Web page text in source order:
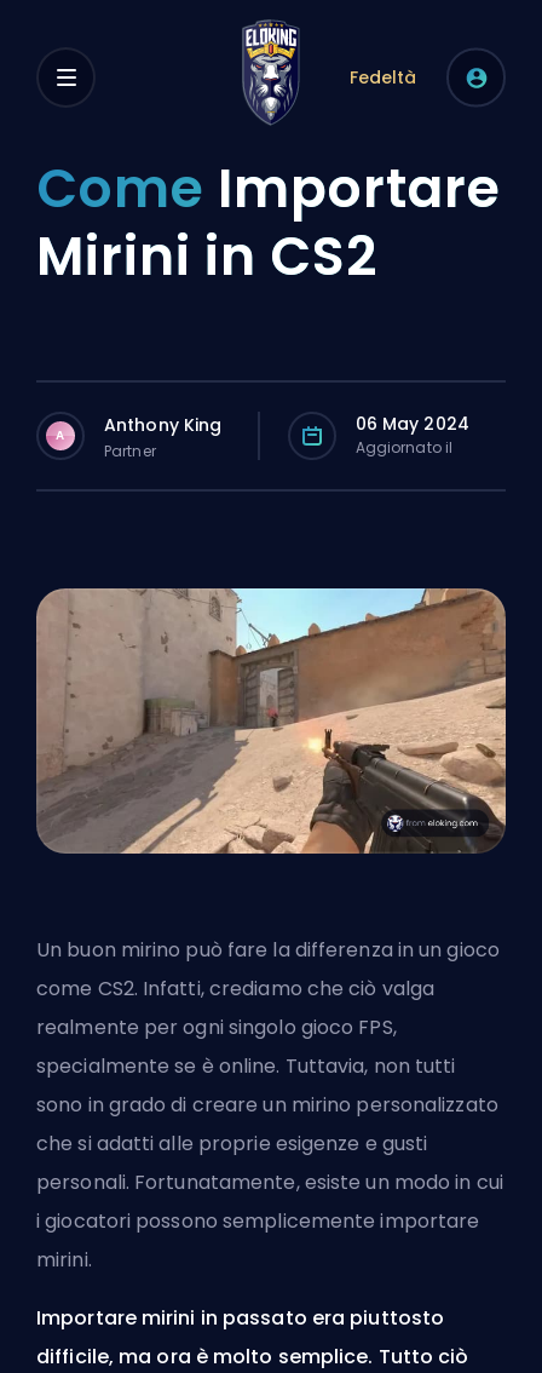
Fedeltà
Come Importare
Mirini in CS2
A Anthony King
Partner
06 May 2024
Aggiornato il
Un buon mirino può fare la differenza in un gioco
come CS2. Infatti, crediamo che ciò valga
realmente per ogni singolo gioco FPS,
specialmente se è online. Tuttavia, non tutti
sono in grado di creare un mirino personalizzato
che si adatti alle proprie esigenze e gusti
personali. Fortunatamente, esiste un modo in cui
i giocatori possono semplicemente importare
mirini.
Importare mirini in passato era piuttosto
difficile, ma ora è molto semplice. Tutto ciò